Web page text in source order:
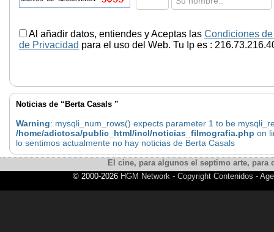
Al añadir datos, entiendes y Aceptas las Condiciones
de Privacidad para el uso del Web. Tu Ip es :
Noticias de “Berta Casals ”
Warning: mysqli_num_rows() expects parameter 1 to be
/home/adictosa/public_html/incl/noticias_filmografia.php on
lo sentimos actualmente no hay noticias de Berta Casals
El cine, para algunos el septimo arte,
© 2000-2026 HGM Network- Copyright Contenidos -